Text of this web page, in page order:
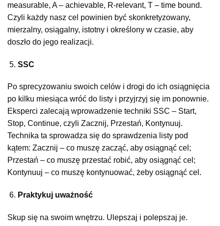
measurable, A – achievable, R-relevant, T – time bound.
Czyli każdy nasz cel powinien być skonkretyzowany,
mierzalny, osiągalny, istotny i określony w czasie, aby
doszło do jego realizacji.
SSC
Po sprecyzowaniu swoich celów i drogi do ich osiągnięcia
po kilku miesiąca wróć do listy i przyjrzyj się im ponownie.
Eksperci zalecają wprowadzenie techniki SSC – Start,
Stop, Continue, czyli Zacznij, Przestań, Kontynuuj.
Technika ta sprowadza się do sprawdzenia listy pod
kątem: Zacznij – co muszę zacząć, aby osiągnąć cel;
Przestań – co muszę przestać robić, aby osiągnąć cel;
Kontynuuj – co muszę kontynuować, żeby osiągnąć cel.
Praktykuj uważność
Skup się na swoim wnętrzu. Ulepszaj i polepszaj je.